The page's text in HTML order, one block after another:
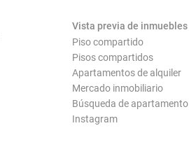
Vista previa de inmuebles
Piso compartido
Pisos compartidos
Apartamentos de alquiler
Mercado inmobiliario
Búsqueda de apartamento
Instagram